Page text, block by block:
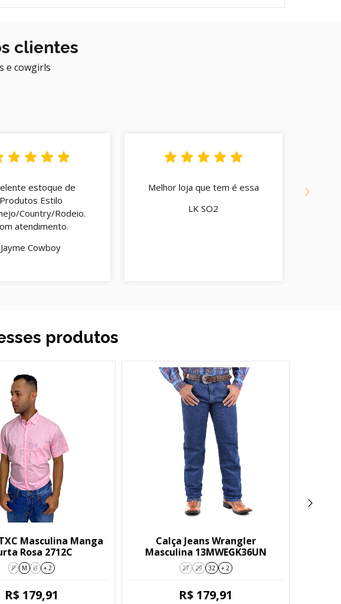
clientes
e cowgirls
estoque de
Produtos Estilo
Country/Rodeio.
atendimento.
Jayme Cowboy
Melhor loja que tem é essa
LK SO2
produtos
Masculina Manga
Rosa 2712C
P M G + 2
R$ 179,91
Calça Jeans Wrangler
Masculina 13MWEGK36UN
27 29 32 + 2
R$ 179,91